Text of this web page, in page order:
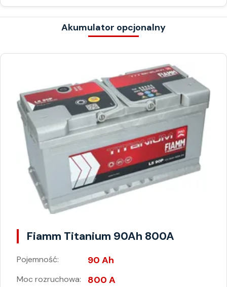
Akumulator opcjonalny
Fiamm Titanium 90Ah 800A
Pojemność: 90 Ah
Moc rozruchowa: 800 A